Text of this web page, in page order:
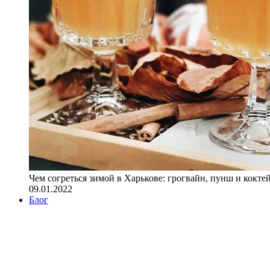
Чем согреться зимой в Харькове: грогвайн, пунш и
09.01.2022
Блог